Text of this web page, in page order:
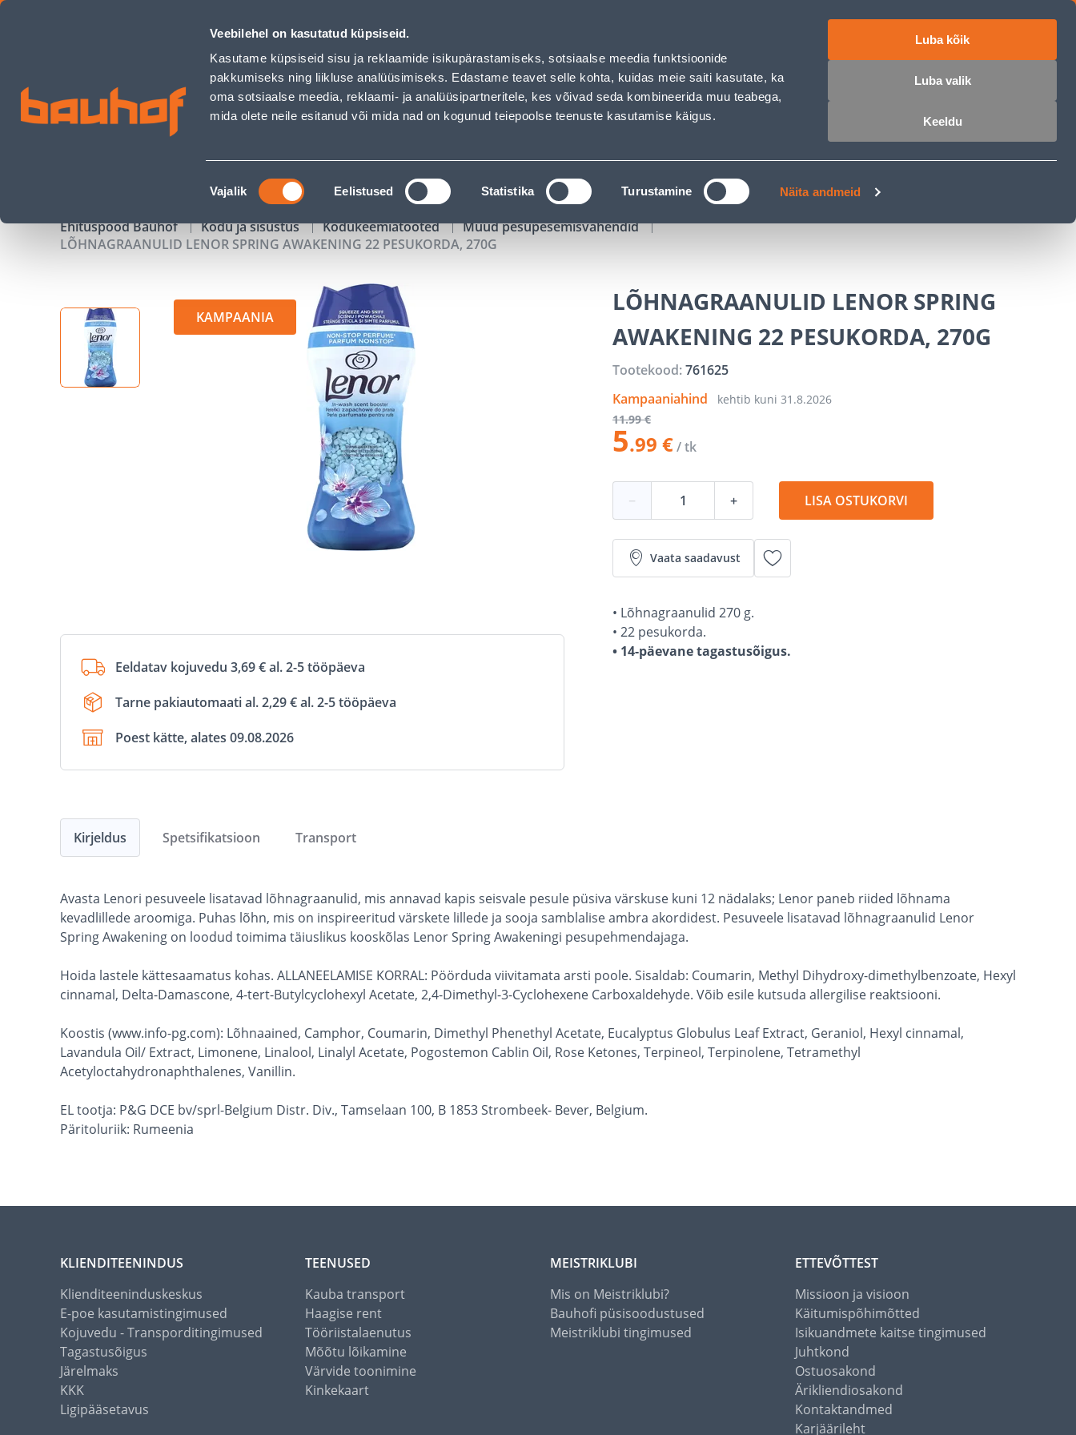
Veebilehel on kasutatud küpsiseid.
Kasutame küpsiseid sisu ja reklaamide isikupärastamiseks, sotsiaalse meedia funktsioonide
pakkumiseks ning liikluse analüüsimiseks. Edastame teavet selle kohta, kuidas meie saiti kasutate, ka
oma sotsiaalse meedia, reklaami- ja analüüsipartneritele, kes võivad seda kombineerida muu teabega,
mida olete neile esitanud või mida nad on kogunud teiepoolse teenuste kasutamise käigus.
Nõusoleku
valik
Vajalik Eelistused Statistika Turustamine Näita andmeid
Luba kõik
Luba valik
Keeldu
LÕHNAGRAANULID LENOR SPRING AWAKENING 22 PESUKORDA, 270G - Bauhof has loaded
Äriklienditeenindus Klienditeenindus Teenused Karjäärileht
OTSI Logi sisse
KAMPAANIAD KATALOOGID TÖÖRIISTALAENUTUS JÄRELMAKS
Ehituspood Bauhof Kodu ja sisustus Kodukeemiatooted
Muud pesupesemisvahendid
LÕHNAGRAANULID LENOR SPRING AWAKENING 22 PESUKORDA, 270G
KAMPAANIA
Eeldatav kojuvedu 3,69 € al. 2-5 tööpäeva
Tarne pakiautomaati al. 2,29 € al. 2-5 tööpäeva
Poest kätte, alates 09.08.2026
LÕHNAGRAANULID LENOR SPRING
AWAKENING 22 PESUKORDA, 270G
Tootekood:761625
Kampaaniahind
kehtib kuni 31.8.2026
11.99 €
5.99 €/ tk
− + LISA OSTUKORVI
Vaata saadavust
• Lõhnagraanulid 270 g.
• 22 pesukorda.
• 14-päevane tagastusõigus.
Kirjeldus
Avasta Lenori pesuveele lisatavad lõhnagraanulid, mis annavad kapis seisvale pesule püsiva värskuse kuni 12 nädalaks; Lenor paneb riided lõhnama
kevadlillede aroomiga. Puhas lõhn, mis on inspireeritud värskete lillede ja sooja samblalise ambra akordidest. Pesuveele lisatavad lõhnagraanulid Lenor
Spring Awakening on loodud toimima täiuslikus kooskõlas Lenor Spring Awakeningi pesupehmendajaga.
Hoida lastele kättesaamatus kohas. ALLANEELAMISE KORRAL: Pöörduda viivitamata arsti poole. Sisaldab: Coumarin, Methyl Dihydroxy-dimethylbenzoate, Hexyl
cinnamal, Delta-Damascone, 4-tert-Butylcyclohexyl Acetate, 2,4-Dimethyl-3-Cyclohexene Carboxaldehyde. Võib esile kutsuda allergilise reaktsiooni.
Koostis (www.info-pg.com): Lõhnaained, Camphor, Coumarin, Dimethyl Phenethyl Acetate, Eucalyptus Globulus Leaf Extract, Geraniol, Hexyl cinnamal,
Lavandula Oil/ Extract, Limonene, Linalool, Linalyl Acetate, Pogostemon Cablin Oil, Rose Ketones, Terpineol, Terpinolene, Tetramethyl
Acetyloctahydronaphthalenes, Vanillin.
EL tootja: P&G DCE bv/sprl-Belgium Distr. Div., Tamselaan 100, B 1853 Strombeek- Bever, Belgium.
Päritoluriik: Rumeenia
Spetsifikatsioon Transport
KLIENDITEENINDUS
Klienditeeninduskeskus
E-poe kasutamistingimused
Kojuvedu - Transporditingimused
Tagastusõigus
Järelmaks
KKK
Ligipääsetavus
TEENUSED
Kauba transport
Haagise rent
Tööriistalaenutus
Mõõtu lõikamine
Värvide toonimine
Kinkekaart
MEISTRIKLUBI
Mis on Meistriklubi?
Bauhofi püsisoodustused
Meistriklubi tingimused
ETTEVÕTTEST
Missioon ja visioon
Käitumispõhimõtted
Isikuandmete kaitse tingimused
Juhtkond
Ostuosakond
Ärikliendiosakond
Kontaktandmed
Karjäärileht